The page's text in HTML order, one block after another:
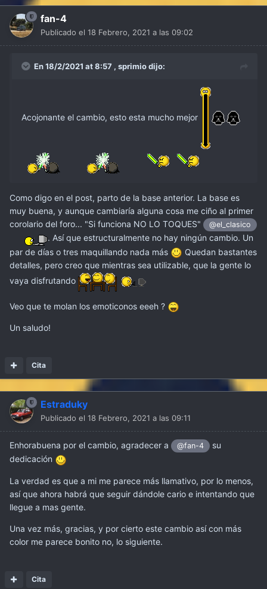
fan-4
Publicado el 18 Febrero, 2021 a las 09:02
En 18/2/2021 at 8:57 , sprimiodijo:
Acojonante el cambio, esto esta mucho mejor
Como digo en el post, parto de la base anterior. La base es
muy buena, y aunque cambiaría alguna cosa me ciño al primer
corolario del foro... "Si funciona NO LO TOQUES"
@el_clasico
. Así que estructuralmente no hay ningún cambio. Un
par de días o tres maquillando nada más
Quedan bastantes
detalles, pero creo que mientras sea utilizable, que la gente lo
vaya disfrutando
Veo que te molan los emoticonos eeeh ?
Un saludo!
Cita
Estraduky
Publicado el 18 Febrero, 2021 a las 09:11
Enhorabuena por el cambio, agradecer a @fan-4
su
dedicación
La verdad es que a mi me parece más llamativo, por lo menos,
así que ahora habrá que seguir dándole cario e intentando que
llegue a mas gente.
Una vez más, gracias, y por cierto este cambio así con más
color me parece bonito no, lo siguiente.
Cita